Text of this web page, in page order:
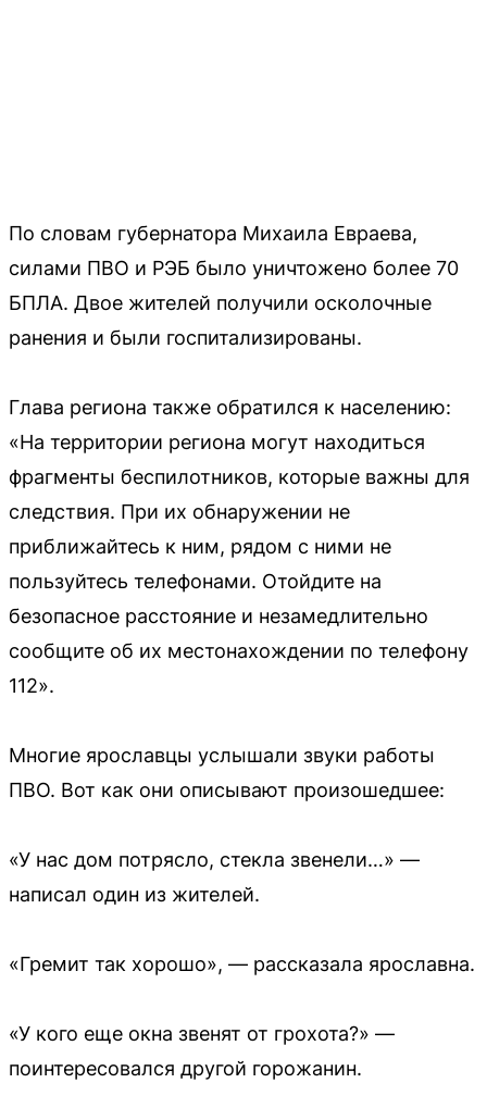
По словам губернатора Михаила Евраева,
силами ПВО и РЭБ было уничтожено более 70
БПЛА. Двое жителей получили осколочные
ранения и были госпитализированы.
Глава региона также обратился к населению:
«На территории региона могут находиться
фрагменты беспилотников, которые важны для
следствия. При их обнаружении не
приближайтесь к ним, рядом с ними не
пользуйтесь телефонами. Отойдите на
безопасное расстояние и незамедлительно
сообщите об их местонахождении по телефону
112».
Многие ярославцы услышали звуки работы
ПВО. Вот как они описывают произошедшее:
«У нас дом потрясло, стекла звенели…» —
написал один из жителей.
«Гремит так хорошо», — рассказала ярославна.
«У кого еще окна звенят от грохота?» —
поинтересовался другой горожанин.